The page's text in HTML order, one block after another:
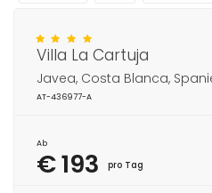
Villa La Cartuja
Javea, Costa Blanca,
AT-436977-A
Ab
€ 193 pro Tag